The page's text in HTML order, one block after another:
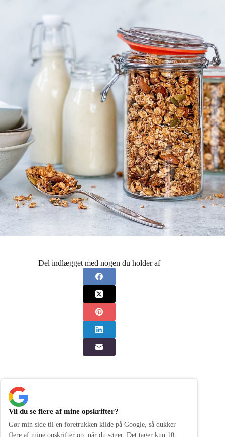
Del indlægget med nogen du holder af
Vil du se flere af mine opskrifter?
Gør min side til en foretrukken kilde på Google, så dukker
flere af mine opskrifter op, når du søger. Det tager kun 10